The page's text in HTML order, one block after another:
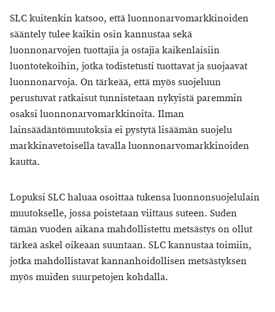
SLC kuitenkin katsoo, että luonnonarvomarkkinoiden
sääntely tulee kaikin osin kannustaa sekä
luonnonarvojen tuottajia ja ostajia kaikenlaisiin
luontotekoihin, jotka todistetusti tuottavat ja suojaavat
luonnonarvoja. On tärkeää, että myös suojeluun
perustuvat ratkaisut tunnistetaan nykyistä paremmin
osaksi luonnonarvomarkkinoita. Ilman
lainsäädäntömuutoksia ei pystytä lisäämän suojelu
markkinavetoisella tavalla luonnonarvomarkkinoiden
kautta.
Lopuksi SLC haluaa osoittaa tukensa luonnonsuojelulain
muutokselle, jossa poistetaan viittaus suteen. Suden
tämän vuoden aikana mahdollistettu metsästys on ollut
tärkeä askel oikeaan suuntaan. SLC kannustaa toimiin,
jotka mahdollistavat kannanhoidollisen metsästyksen
myös muiden suurpetojen kohdalla.